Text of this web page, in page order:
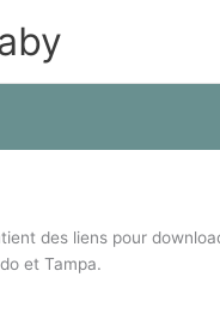
des liens pour
et Tampa.